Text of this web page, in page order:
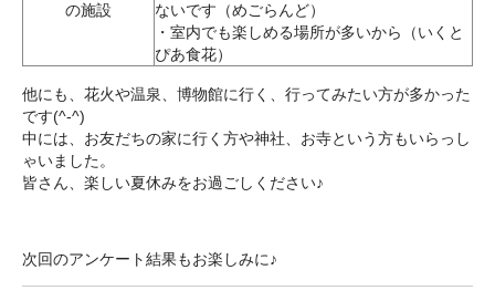
の施設
ないです（めごらんど）
・室内でも楽しめる場所が多いから（いくと
ぴあ食花）
他にも、花火や温泉、博物館に行く、行ってみたい方が多かった
です(^-^)
中には、お友だちの家に行く方や神社、お寺という方もいらっし
ゃいました。
皆さん、楽しい夏休みをお過ごしください♪
次回のアンケート結果もお楽しみに♪